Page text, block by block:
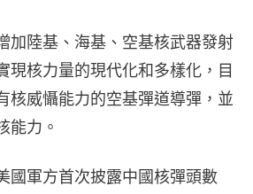
加陸基、海基、空基核武器發射
現核力量的現代化和多樣化，目
核威懾能力的空基彈道導彈，並
能力。
國軍方首次披露中國核彈頭數